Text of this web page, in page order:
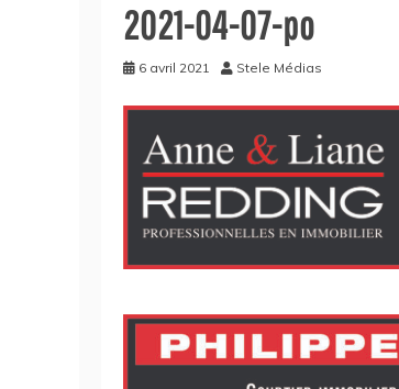
2021-04-07-po
6 avril 2021 Stele Médias